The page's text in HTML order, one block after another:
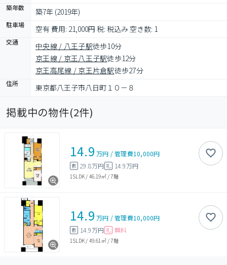
築年数 築7年 (2019年)
駐車場 空有 費用: 21,000円 税: 税込み 空き数: 1
交通 中央線 / 八王子駅徒歩10分
京王線 / 京王八王子駅徒歩12分
京王高尾線 / 京王片倉駅徒歩27分
住所 東京都八王子市八日町１０－８
掲載中の物件(2件)
14.9 万円 /管理費10,000円
敷 29.8万円 礼 14.9万円
1SLDK / 46.19㎡/7階
14.9 万円 /管理費10,000円
敷 14.9万円 礼 無料
1SLDK / 49.61㎡/7階